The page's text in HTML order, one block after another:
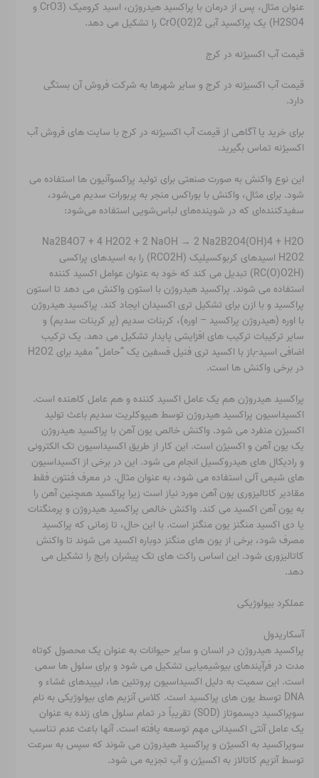
عنوان مثال، پس از درمان با پراکسید هیدروژن، اسید کرومیک (CrO3 و
H2SO4) یک پراکسید آبی CrO(O2)2 را تشکیل می دهد.
قیمت آب اکسیژنه در کرج
قیمت آب اکسیژنه در کرج و سایر شهرها به شرکت فروش آن بستگی
دارد.
برای خرید یا آگاهی از قیمت آب اکسیژنه در کرج با سایت های فروش آب
اکسیژنه تماس بگیرید.
این نوع واکنش به صورت صنعتی برای تولید پراکسوآنیون ها استفاده می
شود. برای مثال، واکنش با بوراکس منجر به پربورات سدیم می‌شود،
سفیدکننده‌ای که در شوینده‌های لباس‌شویی استفاده می‌شود:
Na2B4O7 + 4 H2O2 + 2 NaOH → 2 Na2B2O4(OH)4 + H2O
H2O2 اسیدهای کربوکسیلیک (RCO2H) را به اسیدهای پراکسی
(RC(O)O2H) تبدیل می کند که خود به عنوان عوامل اکسید کننده
استفاده می شوند. پراکسید هیدروژن با استون واکنش می دهد تا استون
پراکسید و با ازن برای تشکیل تری اکسیدان ایجاد کند. پراکسید هیدروژن
با اوره (هیدروژن پراکسید – اوره)، کربنات سدیم (پر کربنات سدیم) و
سایر ترکیبات ترکیب های افزایشی پایدار تشکیل می دهد. یک ترکیب
اضافی اسید-باز با اکسید تری فنیل فسفین یک “حامل” مفید برای H2O2
در برخی واکنش ها است.
پراکسید هیدروژن هم یک عامل اکسید کننده و هم عامل کاهنده است.
اکسیداسیون پراکسید هیدروژن توسط هیپوکلریت سدیم باعث تولید
اکسیژن منفرد می شود. واکنش خالص یون آهن با پراکسید هیدروژن
یک یون آهن و اکسیژن است. این کار از طریق اکسیداسیون تک الکترونی
و رادیکال های هیدروکسیل انجام می شود. این در برخی از اکسیداسیون
های شیمی آلی استفاده می شود، به عنوان مثال. در معرف فنتون فقط
مقادیر کاتالیزوری یون آهن مورد نیاز است زیرا پراکسید همچنین آهن را
به یون آهن اکسید می کند. واکنش خالص پراکسید هیدروژن و پرمنگنات
یا دی اکسید منگنز یون منگنز است. با این حال، تا زمانی که پراکسید
مصرف شود، برخی از یون های منگنز دوباره اکسید می شوند تا واکنش
کاتالیزوری شود. این اساس راکت های تک پیشران رایج را تشکیل می
دهد.
عملکرد بیولوژیکی
آسکاریدول
پراکسید هیدروژن در انسان و سایر حیوانات به عنوان یک محصول کوتاه
مدت در فرآیندهای بیوشیمیایی تشکیل می شود و برای سلول ها سمی
است. این سمیت به دلیل اکسیداسیون پروتئین ها، لیپیدهای غشاء و
DNA توسط یون های پراکسید است. کلاس آنزیم های بیولوژیکی به نام
سوپراکسید دیسموتاز (SOD) تقریباً در تمام سلول های زنده به عنوان
یک عامل آنتی اکسیدانی مهم توسعه یافته است. آنها باعث عدم تناسب
سوپراکسید به اکسیژن و پراکسید هیدروژن می شوند که سپس به سرعت
توسط آنزیم کاتالاز به اکسیژن و آب تجزیه می شود.